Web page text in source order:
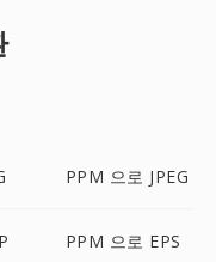
PPM 으로 JPEG
PPM 으로 EPS